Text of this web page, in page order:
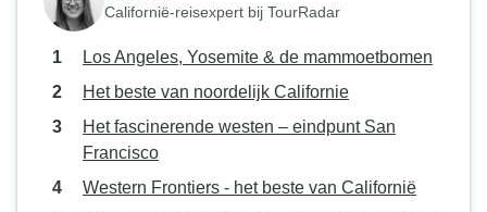
Californië-reisexpert bij TourRadar
Los Angeles, Yosemite & de mammoetbomen
Het beste van noordelijk Californie
Het fascinerende westen – eindpunt San
Francisco
Western Frontiers - het beste van Californië